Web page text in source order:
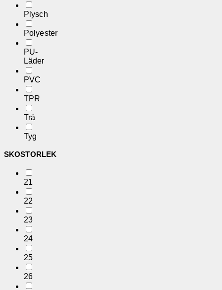
Plysch
Polyester
PU-
Läder
PVC
TPR
Trä
Tyg
SKOSTORLEK
21
22
23
24
25
26